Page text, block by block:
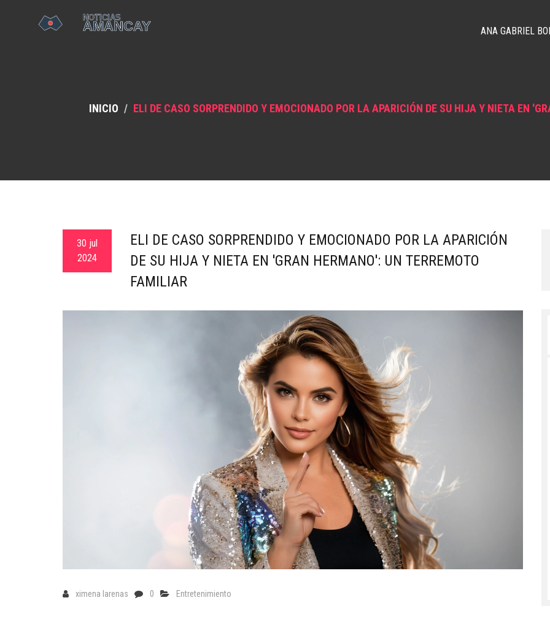
ANA GABRIEL
INICIO ELI DE CASO SORPRENDIDO Y EMOCIONADO POR LA APARICIÓN DE SU HIJA Y NIETA EN
30 jul
2024
ELI DE CASO SORPRENDIDO Y EMOCIONADO POR LA APARICIÓN
DE SU HIJA Y NIETA EN 'GRAN HERMANO': UN TERREMOTO
FAMILIAR
ximena larenas 0 Entretenimiento